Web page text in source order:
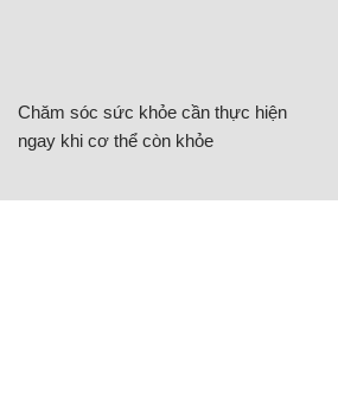
Chăm sóc sức khỏe cần thực hiện
ngay khi cơ thể còn khỏe